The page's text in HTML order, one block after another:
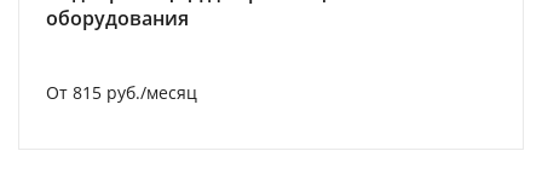
оборудования
От 815 руб./месяц